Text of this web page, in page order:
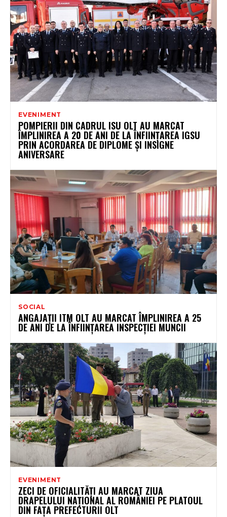
EVENIMENT
POMPIERII DIN CADRUL ISU OLT AU MARCAT
ÎMPLINIREA A 20 DE ANI DE LA ÎNFIINȚAREA IGSU
PRIN ACORDAREA DE DIPLOME ȘI INSIGNE
ANIVERSARE
SOCIAL
ANGAJAȚII ITM OLT AU MARCAT ÎMPLINIREA A 25
DE ANI DE LA ÎNFIINȚAREA INSPECȚIEI MUNCII
EVENIMENT
ZECI DE OFICIALITĂȚI AU MARCAT ZIUA
DRAPELULUI NAȚIONAL AL ROMÂNIEI PE PLATOUL
DIN FAȚA PREFECTURII OLT